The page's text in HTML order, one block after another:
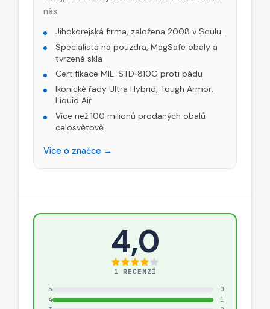
nás
Jihokorejská firma, založena 2008 v Soulu..
Specialista na pouzdra, MagSafe obaly a
tvrzená skla
Certifikace MIL-STD‑810G proti pádu
Ikonické řady Ultra Hybrid, Tough Armor,
Liquid Air
Více než 100 milionů prodaných obalů
celosvětově
Více o značce →
4,0
1 RECENZÍ
5
0
4
1